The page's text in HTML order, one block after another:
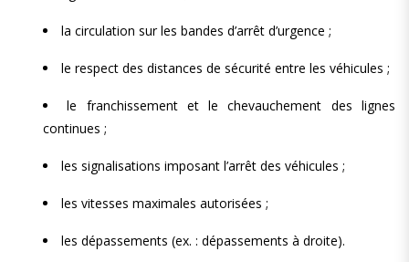
la circulation sur les bandes d’arrêt d’urgence ;
le respect des distances de sécurité entre les véhicules ;
le franchissement et le chevauchement des lignes
continues ;
les signalisations imposant l’arrêt des véhicules ;
les vitesses maximales autorisées ;
les dépassements (ex. : dépassements à droite).